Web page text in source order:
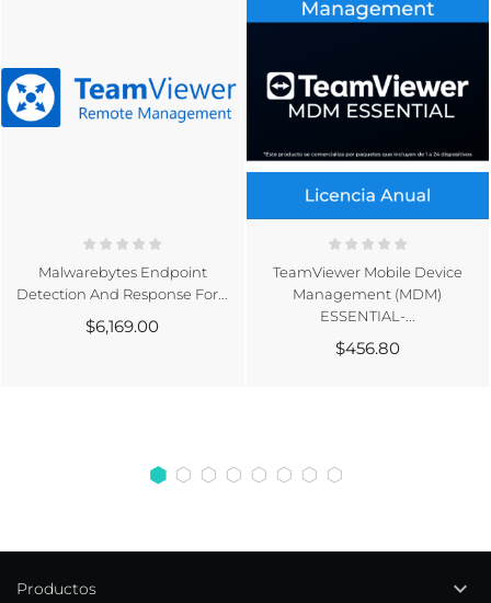
Malwarebytes Endpoint
Detection And Response For...
$6,169.00
TeamViewer Mobile Device
Management (MDM)
ESSENTIAL-...
$456.80
Productos 